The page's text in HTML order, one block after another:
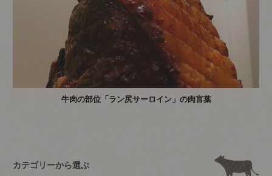
牛肉の部位「ラン尻サーロイン」の肉言葉
カテゴリーから選ぶ